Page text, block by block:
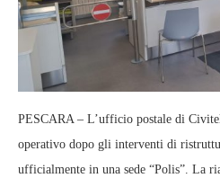
PESCARA – L’ufficio postale di
operativo dopo gli interventi di
ufficialmente in una sede “Polis”. La